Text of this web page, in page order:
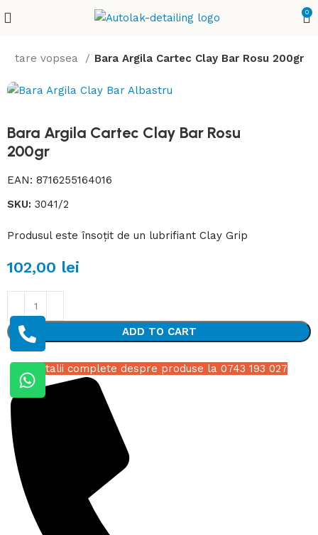
0
vopsea Bara Argila Cartec Clay Bar Rosu 200gr
Bara Argila Cartec Clay Bar Rosu
200gr
EAN:8716255164016
SKU:3041/2
Produsul este însoțit de un lubrifiant Clay Grip
102,00 lei
ADD TO CART
Detalii complete despre produse la 0743 193 027